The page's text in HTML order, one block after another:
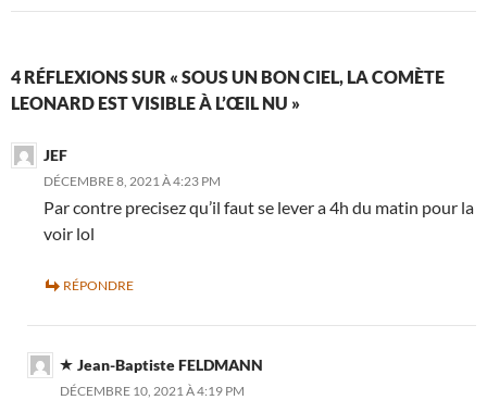
4 RÉFLEXIONS SUR « SOUS UN BON CIEL, LA COMÈTE
LEONARD EST VISIBLE À L’ŒIL NU »
JEF
DÉCEMBRE 8, 2021 À 4:23 PM
Par contre precisez qu’il faut se lever a 4h du matin pour la
voir lol
RÉPONDRE
Jean-Baptiste FELDMANN
DÉCEMBRE 10, 2021 À 4:19 PM